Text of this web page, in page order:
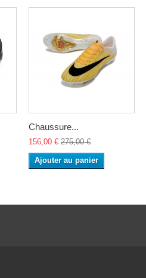
Chaussure...
156,00 € 275,00 €
Ajouter au panier